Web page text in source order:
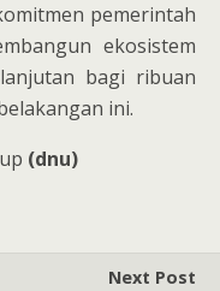
pemerintah
ekosistem
bagi ribuan
ini.
(dnu)
Next Post